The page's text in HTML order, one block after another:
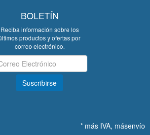
BOLETÍN
Reciba información sobre los
productos y ofertas por
correo electrónico.
Boletín
Suscribirse
* más IVA, másenvío